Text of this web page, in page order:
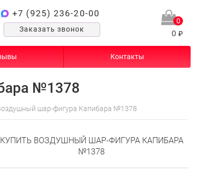
+7 (925) 236-20-00
Заказать звонок
0
0 ₽
Контакты
№1378
шар-фигура Капибара №1378
КУПИТЬ ВОЗДУШНЫЙ ШАР-ФИГУРА КАПИБАРА
№1378